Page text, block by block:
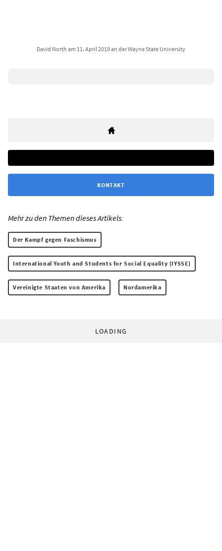
David North am 11. April 2019 an der Wayne State University
KONTAKT
Mehr zu den Themen dieses Artikels:
Der Kampf gegen Faschismus
International Youth and Students for Social Equality (IYSSE)
Vereinigte Staaten von Amerika Nordamerika
LOADING